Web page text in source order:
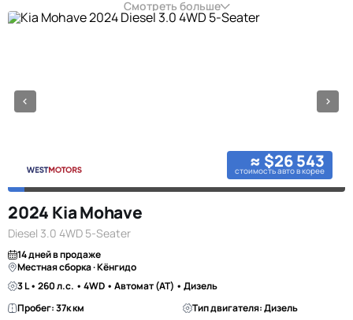
Смотреть больше
≈ $26 543
стоимость авто в корее
2024 Kia Mohave
Diesel 3.0 4WD 5-Seater
14 дней в продаже
Местная сборка · Кёнгидо
3 L • 260 л.с. • 4WD • Автомат (AT) • Дизель
Пробег: 37к км
Тип двигателя: Дизель